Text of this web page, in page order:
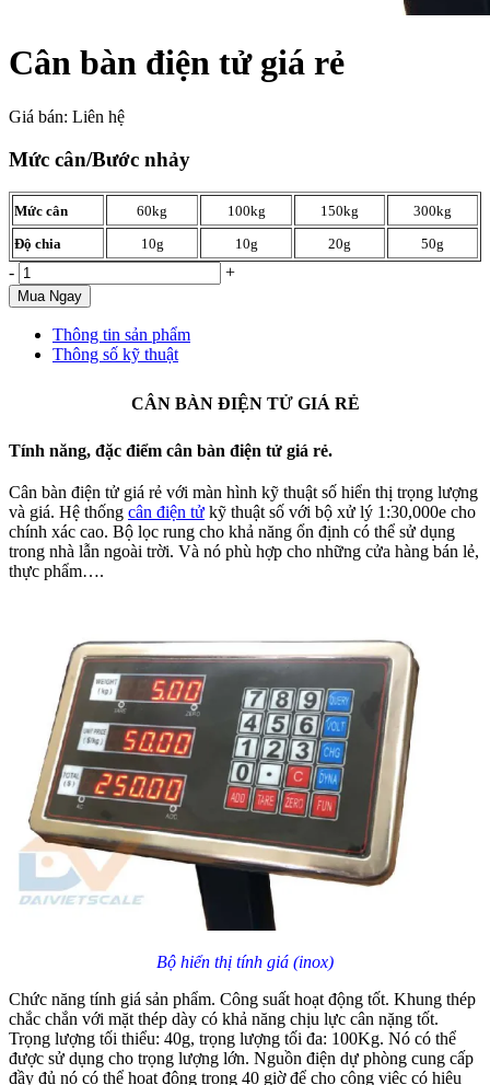
Cân bàn điện tử giá rẻ
Giá bán: Liên hệ
Mức cân/Bước nhảy
Mức cân 60kg 100kg 150kg
300kg
Độ chia
10g 10g 20g 50g
- +
Mua Ngay
Thông tin sản phẩm
Thông số kỹ thuật
CÂN BÀN ĐIỆN TỬ GIÁ RẺ
Tính năng, đặc điểm cân bàn điện tử giá rẻ.
Cân bàn điện tử giá rẻ với màn hình kỹ thuật số hiển thị trọng lượng
và giá. Hệ thống cân điện tử kỹ thuật số với bộ xử lý 1:30,000e cho
chính xác cao. Bộ lọc rung cho khả năng ổn định có thể sử dụng
trong nhà lẫn ngoài trời. Và nó phù hợp cho những cửa hàng bán lẻ,
thực phẩm….
Bộ hiển thị tính giá (inox)
Chức năng tính giá sản phẩm. Công suất hoạt động tốt. Khung thép
chắc chắn với mặt thép dày có khả năng chịu lực cân nặng tốt.
Trọng lượng tối thiểu: 40g, trọng lượng tối đa: 100Kg. Nó có thể
được sử dụng cho trọng lượng lớn. Nguồn điện dự phòng cung cấp
đầy đủ nó có thể hoạt động trong 40 giờ để cho công việc có hiệu